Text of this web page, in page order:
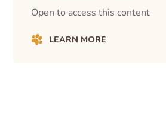
Open to access this content
LEARN MORE